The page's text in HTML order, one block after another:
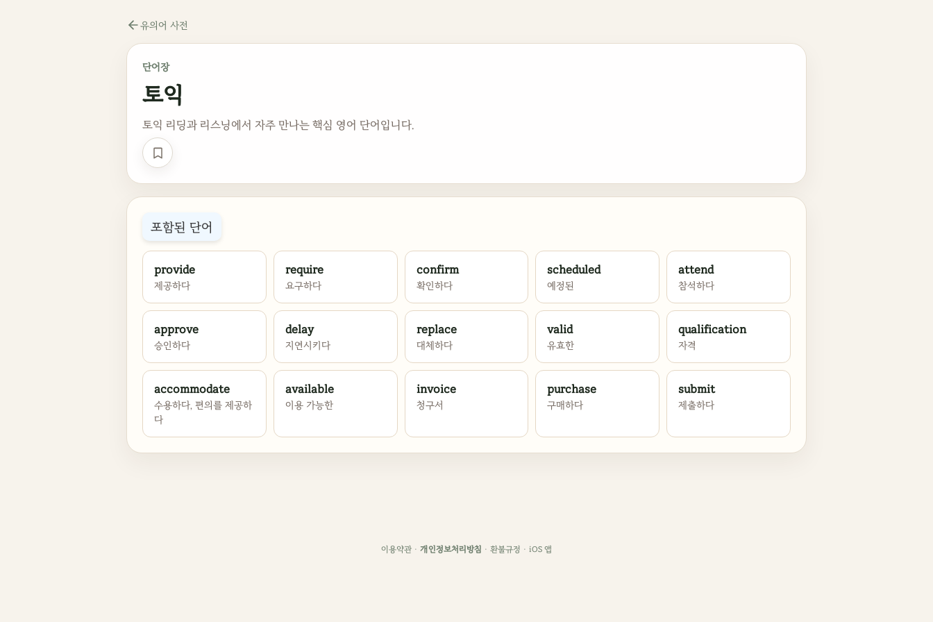
유의어 사전
단어장
토익
토익 리딩과 리스닝에서 자주 만나는 핵심 영어 단어입니다.
단어장 저장
포함된 단어
provide
제공하다
require
요구하다
confirm
확인하다
scheduled
예정된
attend
참석하다
approve
승인하다
delay
지연시키다
replace
대체하다
valid
유효한
qualification
자격
accommodate
수용하다, 편의를 제공하
다
available
이용 가능한
invoice
청구서
purchase
구매하다
submit
제출하다
이용약관 · 개인정보처리방침 · 환불규정 · iOS 앱